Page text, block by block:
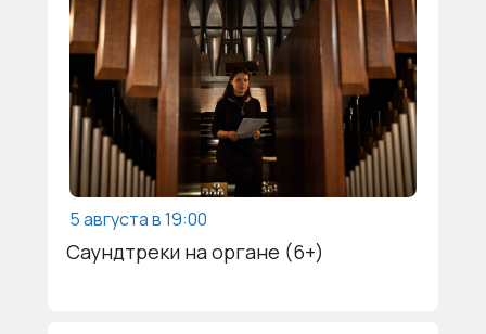
Саундтреки на органе (6+)
5 августа в 19:00